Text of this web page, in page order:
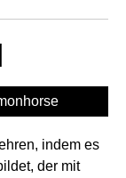
indem es
der mit